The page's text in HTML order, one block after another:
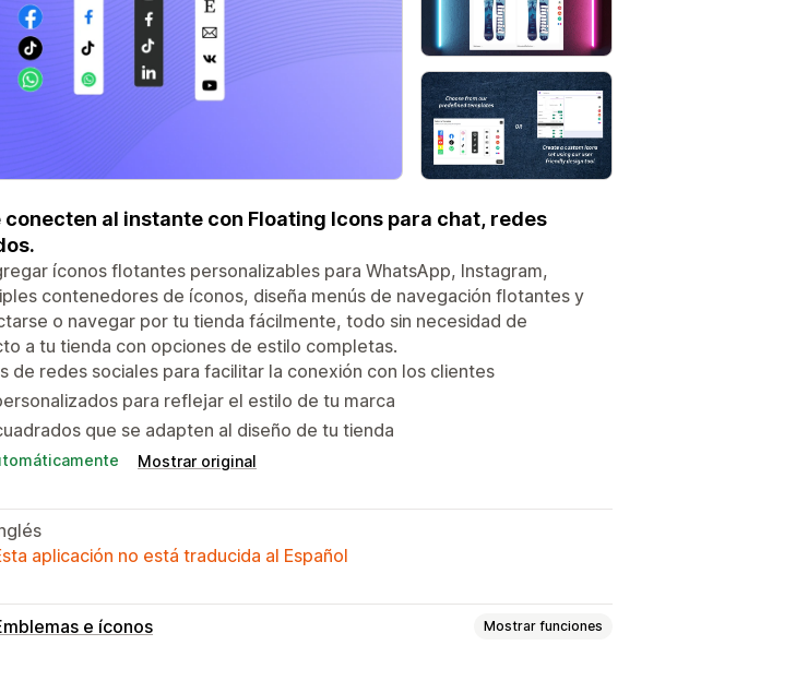
conecten al instante con Floating Icons para chat, redes
íconos flotantes personalizables para WhatsApp, Instagram,
contenedores de íconos, diseña menús de navegación flotantes y
o navegar por tu tienda fácilmente, todo sin necesidad de
a tu tienda con opciones de estilo completas.
de redes sociales para facilitar la conexión con los clientes
para reflejar el estilo de tu marca
que se adapten al diseño de tu tienda
Mostrar original
aplicación no está traducida al Español
e íconos Mostrar funciones